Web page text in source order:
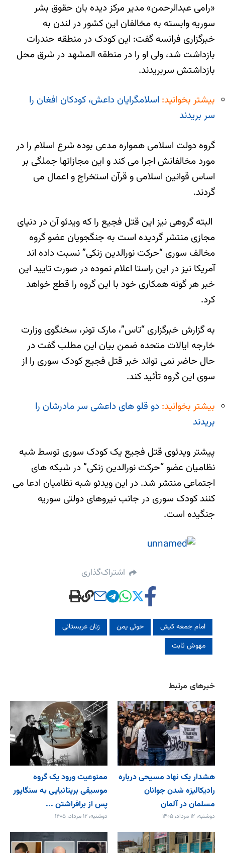
«رامی عبدالرحمن» مدیر مرکز دیده بان حقوق بشر
سوریه وابسته به مخالفان این کشور در لندن به
خبرگزاری فرانسه گفت: این کودک در منطقه حندرات
بازداشت شد، ولی او را در منطقه المشهد در شرق محل
بازداشتش سربریدند.
بیشتر بخوانید: اسلامگرایان داعش، کودکان افغان را
سر بریدند
گروه دولت اسلامی همواره مدعی بوده شرع اسلام را در
مورد مخالفانش اجرا می کند و این مجازاتها جملگی بر
اساس قوانین اسلامی و قرآن استخراج و اعمال می
گردند.
البته گروهی نیز این قتل فجیع را که ویدئو آن در دنیای
مجازی منتشر گردیده است به جنگجویان عضو گروه
مخالف سوری “حرکت نورالدین زنکی” نسبت داده اند
آمریکا نیز در این راستا اعلام نموده در صورت تایید این
خبر هر گونه همکاری خود با این گروه را قطع خواهد
کرد.
به گزارش خبرگزاری “تاس”، مارک تونر، سخنگوی وزارت
خارجه ایالات متحده ضمن بیان این مطلب گفت در
حال حاضر نمی تواند خبر قتل فجیع کودک سوری را از
سوی این گروه تأئید کند.
بیشتر بخوانید: دو قلو های داعشی سر مادرشان را
بریدند
پیشتر ویدئوی قتل فجیع یک کودک سوری توسط شبه
نظامیان عضو “حرکت نورالدین زنکی” در شبکه های
اجتماعی منتشر شد. در این ویدئو شبه نظامیان ادعا می
کنند کودک سوری در جانب نیروهای دولتی سوریه
جنگیده است.
اشتراک‌گذاری
امام جمعه کیش حوثی یمن
زنان عربستانی
مهوش ثابت
خبرهای مرتبط
هشدار یک نهاد مسیحی درباره
رادیکالیزه شدن جوانان
مسلمان در آلمان
دوشنبه، ۱۲ مرداد، ۱۴۰۵
ممنوعیت ورود یک گروه
موسیقی بریتانیایی به سنگاپور
پس از برافراشتن ...
دوشنبه، ۱۲ مرداد، ۱۴۰۵